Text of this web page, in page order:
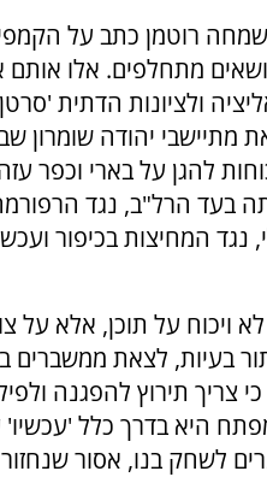
רוטמן כתב על
מתחלפים. אלו אותם
ולציונות הדתית
מתיישבי יהודה שומרון
להגן על בארי וכפר
בעד הרל"ב, נגד
נגד המחיצות בכיפור
ויכוח על תוכן, אלא על
בעיות, לצאת
צריך תירוץ להפגנה
היא בדרך כלל
לשחק בנו, אסור שנחזור